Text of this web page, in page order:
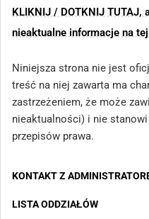
KLIKNIJ / DOTKNIJ TUTAJ,
nieaktualne informacje na
Niniejsza strona nie jest
treść na niej zawarta ma
zastrzeżeniem, że może
nieaktualności) i nie
przepisów prawa.
KONTAKT Z
LISTA ODDZIAŁÓW